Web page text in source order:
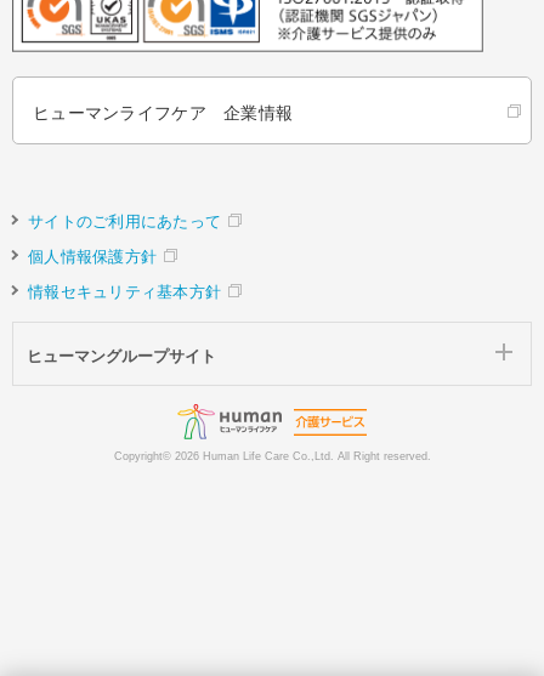
ヒューマンライフケア 企業情報
サイトのご利用にあたって
個人情報保護方針
情報セキュリティ基本方針
ヒューマングループサイト
Copyright© 2026 Human Life Care Co.,Ltd. All Right reserved.